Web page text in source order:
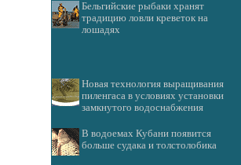
Бельгийские рыбаки хранят
традицию ловли креветок на
лошадях
Новая технология выращивания
пиленгаса в условиях установки
замкнутого водоснабжения
В водоемах Кубани появится
больше судака и толстолобика